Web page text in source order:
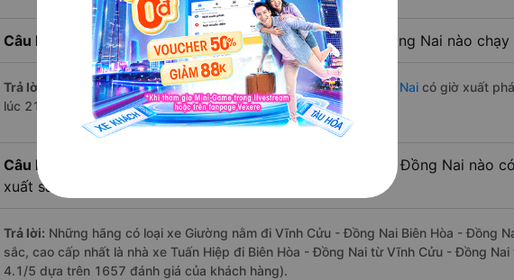
Câu hỏi: Nhà xe đi Biên Hòa - Đồng Nai từ Vĩnh Cửu - Đồng Nai nào chạy
Trả lời: ChuyếnGiường nằm Vĩnh Cửu - Đồng Nai Biên Hòa - Đồng Nai có giờ xuất
lúc 21:00 là của nhà xe Tuấn Hiệp.
Câu hỏi:
Review xe đi Biên Hòa - Đồng Nai từ Vĩnh Cửu - Đồng Nai nào
xuất sắc, cao cấp nhất?
Trả lời: Những hãng có loại xe Giường nằm đi Vĩnh Cửu - Đồng Nai Biên Hòa - Đồng
sắc, cao cấp nhất là nhà xe Tuấn Hiệp đi Biên Hòa - Đồng Nai từ Vĩnh Cửu - Đồng
4.1/5 dựa trên 1657 đánh giá của khách hàng).